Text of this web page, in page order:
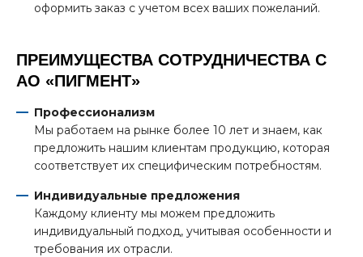
оформить заказ с учетом всех ваших пожеланий.
ПРЕИМУЩЕСТВА СОТРУДНИЧЕСТВА С
АО «ПИГМЕНТ»
Профессионализм
Мы работаем на рынке более 10 лет и знаем, как
предложить нашим клиентам продукцию, которая
соответствует их специфическим потребностям.
Индивидуальные предложения
Каждому клиенту мы можем предложить
индивидуальный подход, учитывая особенности и
требования их отрасли.